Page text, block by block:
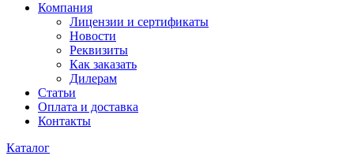
Компания
Лицензии и сертификаты
Новости
Реквизиты
Как заказать
Дилерам
Статьи
Оплата и доставка
Контакты
Каталог